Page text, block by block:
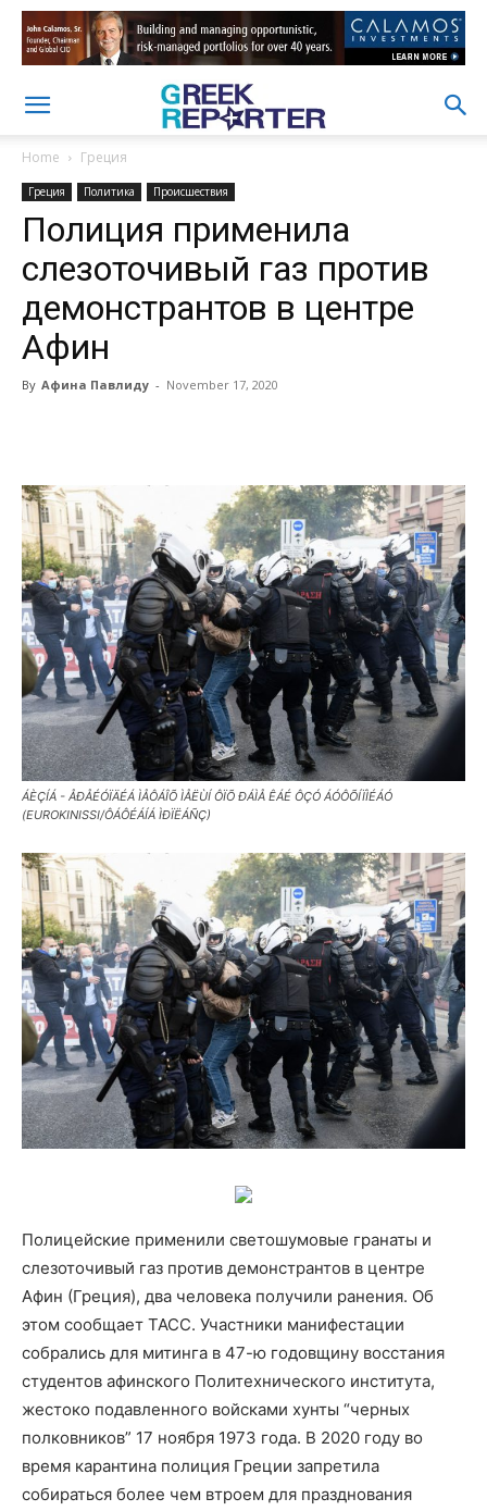
Home Греция
Греция Политика Происшествия
Полиция применила
слезоточивый газ против
демонстрантов в центре
Афин
By Афина Павлиду - November 17, 2020
ÁÈÇÍÁ - ÅÐÅÉÓÏÄÉÁ ÌÅÔÁÎÕ ÌÅËÙÍ ÔÏÕ ÐÁÌÅ ÊÁÉ ÔÇÓ ÁÓÔÕÍÏÌÉÁÓ
(EUROKINISSI/ÔÁÔÉÁÍÁ ÌÐÏËÁÑÇ)
Полицейские применили светошумовые гранаты и
слезоточивый газ против демонстрантов в центре
Афин (Греция), два человека получили ранения. Об
этом сообщает ТАСС. Участники манифестации
собрались для митинга в 47-ю годовщину восстания
студентов афинского Политехнического института,
жестоко подавленного войсками хунты “черных
полковников” 17 ноября 1973 года. В 2020 году во
время карантина полиция Греции запретила
собираться более чем втроем для празднования